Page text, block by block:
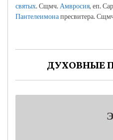
святых. Сщмч. Амвросия, еп.
Пантелеимонапресвитера.
ДУХОВНЫЕ